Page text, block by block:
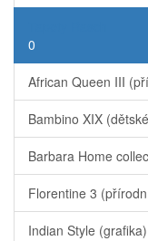
0
African Queen III
Bambino XIX
Barbara Home
Florentine 3
Indian Style (grafika)